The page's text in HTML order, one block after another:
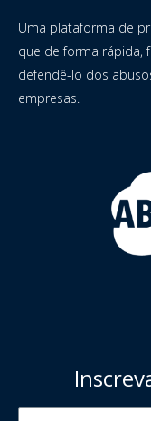
Uma plataforma de
que de forma rápida,
defendê-lo dos
empresas.